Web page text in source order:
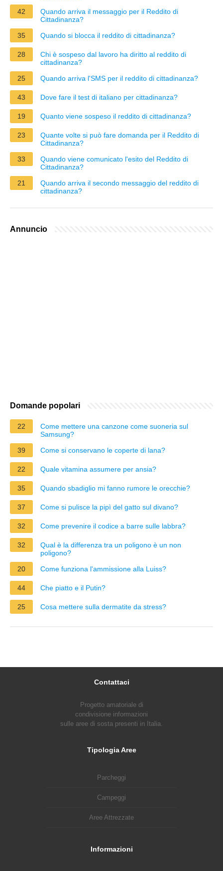
42
Quando arriva il messaggio per il Reddito di
Cittadinanza?
35
Quando si blocca il reddito di cittadinanza?
28
Chi è sospeso dal lavoro ha diritto al reddito di
cittadinanza?
25
Quando arriva l'SMS per il reddito di cittadinanza?
43 Dove fare il test di italiano per cittadinanza?
19 Quanto viene sospeso il reddito di cittadinanza?
23
Quante volte si può fare domanda per il Reddito di
Cittadinanza?
33
Quando viene comunicato l'esito del Reddito di
Cittadinanza?
21
Quando arriva il secondo messaggio del reddito di
cittadinanza?
Annuncio
Domande popolari
22
Come mettere una canzone come suoneria sul
Samsung?
39
Come si conservano le coperte di lana?
22 Quale vitamina assumere per ansia?
35 Quando sbadiglio mi fanno rumore le orecchie?
37 Come si pulisce la pipì del gatto sul divano?
32 Come prevenire il codice a barre sulle labbra?
32
Qual è la differenza tra un poligono è un non
poligono?
20
Come funziona l'ammissione alla Luiss?
44 Che piatto e il Putin?
25 Cosa mettere sulla dermatite da stress?
Contattaci
Progetto amatoriale di
condivisione informazioni
sulle aree di sosta presenti in Italia.
Tipologia Aree
Parcheggi
Campeggi
Aree Attrezzate
Informazioni